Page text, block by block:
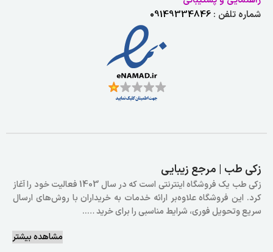
شماره تلفن : 09149334846
زکی طب | مرجع زیبایی
زکی طب یک فروشگاه اینترنتی است که در سال 1403 فعالیت خود را آغاز
کرد. این فروشگاه علاوه‌بر ارائه خدمات به خریداران با روش‌های ارسال
سریع وتحویل فوری، شرایط مناسبی را برای خرید …..
مشاهده بیشتر